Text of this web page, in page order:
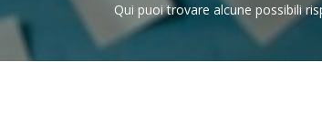
Qui puoi trovare alcune possibili